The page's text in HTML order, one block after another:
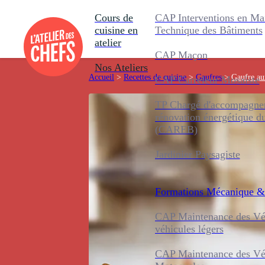
Cours de
cuisine en
atelier
Nos Ateliers
CAP Interventions en
Technique des Bâtiments
CAP Maçon
CAP Carreleur Mosaïste
TP Chargé
rénovation énergétique
(CAREB)
Jardinier Paysagiste
Formations Mécanique
CAP Maintenance des
véhicules légers
CAP Maintenance des
Accueil > Recettes de cuisine > Gaufres > Gaufre